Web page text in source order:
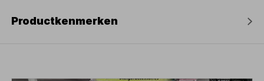
Productkenmerken